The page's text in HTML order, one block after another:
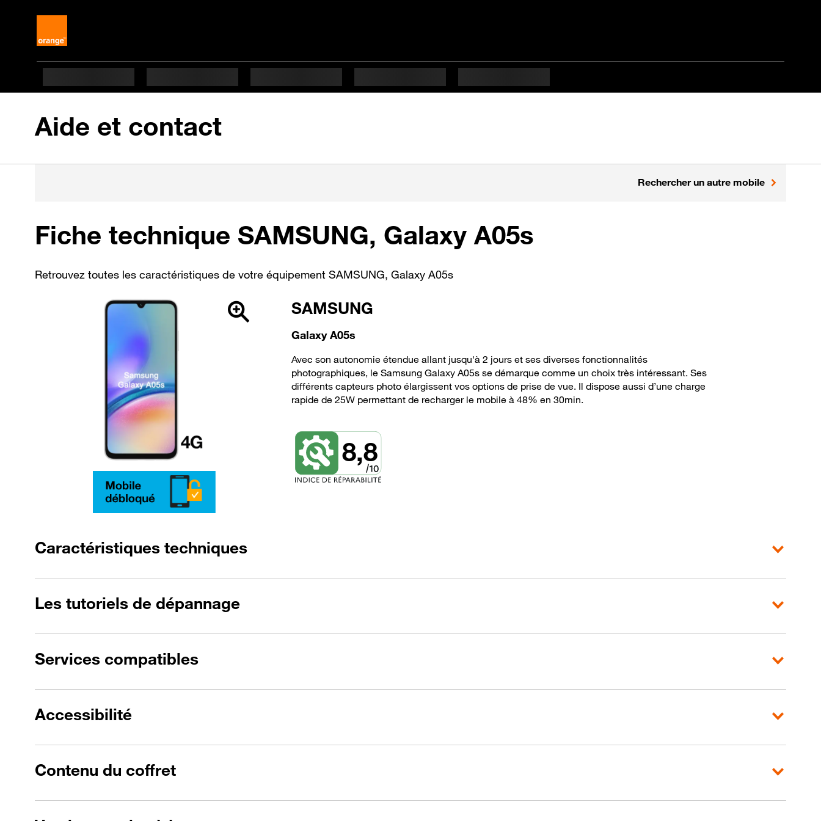
Aide et contact
Rechercher un autre mobile
Fiche technique SAMSUNG, Galaxy A05s
Retrouvez toutes les caractéristiques de votre équipement SAMSUNG, Galaxy A05s
SAMSUNG
Galaxy A05s
Avec son autonomie étendue allant jusqu'à 2 jours et ses diverses fonctionnalités
photographiques, le Samsung Galaxy A05s se démarque comme un choix très intéressant. Ses
différents capteurs photo élargissent vos options de prise de vue. Il dispose aussi d’une charge
rapide de 25W permettant de recharger le mobile à 48% en 30min.
8,8
Caractéristiques techniques
Les tutoriels de dépannage
Services compatibles
Accessibilité
Contenu du coffret